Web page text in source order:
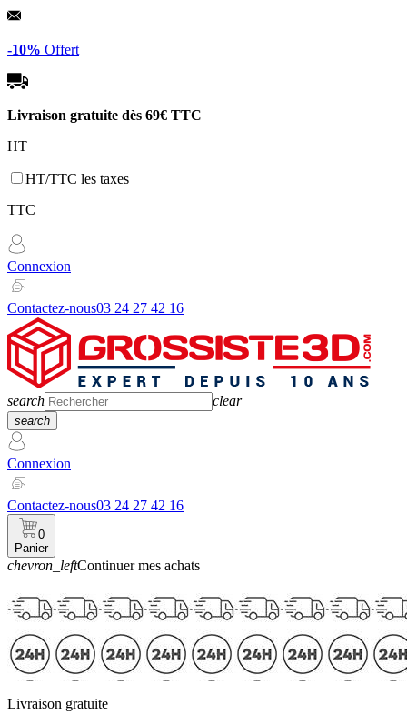
Panneau de gestion des cookies
-10% Offert
Livraison gratuite dès 69€ TTC
HT
HT/TTC les taxes
TTC
Connexion
Contactez-nous03 24 27 42 16
search clear
search
Connexion
Contactez-nous03 24 27 42 16
0
Panier
chevron_leftContinuer mes achats
Panier